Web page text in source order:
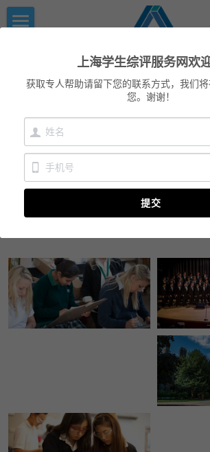
上海学生综评服务网
初中综评
服务中心
科创书店
心理咨询
美国高中NRCA
精品课程
新闻消息
联系我们
商品分类
优沃家教
博客分类
所有博客分类
上海学生综评服务网欢
获取专人帮助请留下您的联系方式，我们
您。谢谢！
提交